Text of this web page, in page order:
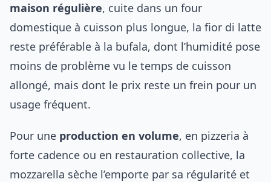
maison régulière, cuite dans un four
domestique à cuisson plus longue, la fior di latte
reste préférable à la bufala, dont l’humidité pose
moins de problème vu le temps de cuisson
allongé, mais dont le prix reste un frein pour un
usage fréquent.
Pour une production en volume, en pizzeria à
forte cadence ou en restauration collective, la
mozzarella sèche l’emporte par sa régularité et